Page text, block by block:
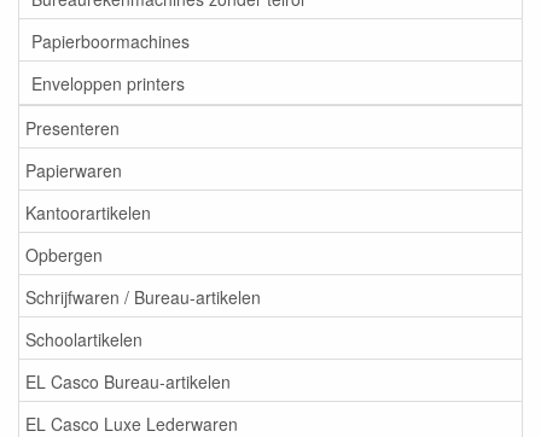
Papierboormachines
Enveloppen printers
Presenteren
Papierwaren
Kantoorartikelen
Opbergen
Schrijfwaren / Bureau-artikelen
Schoolartikelen
EL Casco Bureau-artikelen
EL Casco Luxe Lederwaren